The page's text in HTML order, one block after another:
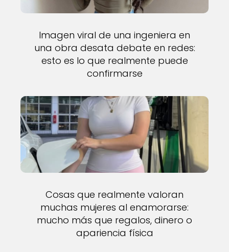
Imagen viral de una ingeniera en
una obra desata debate en redes:
esto es lo que realmente puede
confirmarse
Cosas que realmente valoran
muchas mujeres al enamorarse:
mucho más que regalos, dinero o
apariencia física